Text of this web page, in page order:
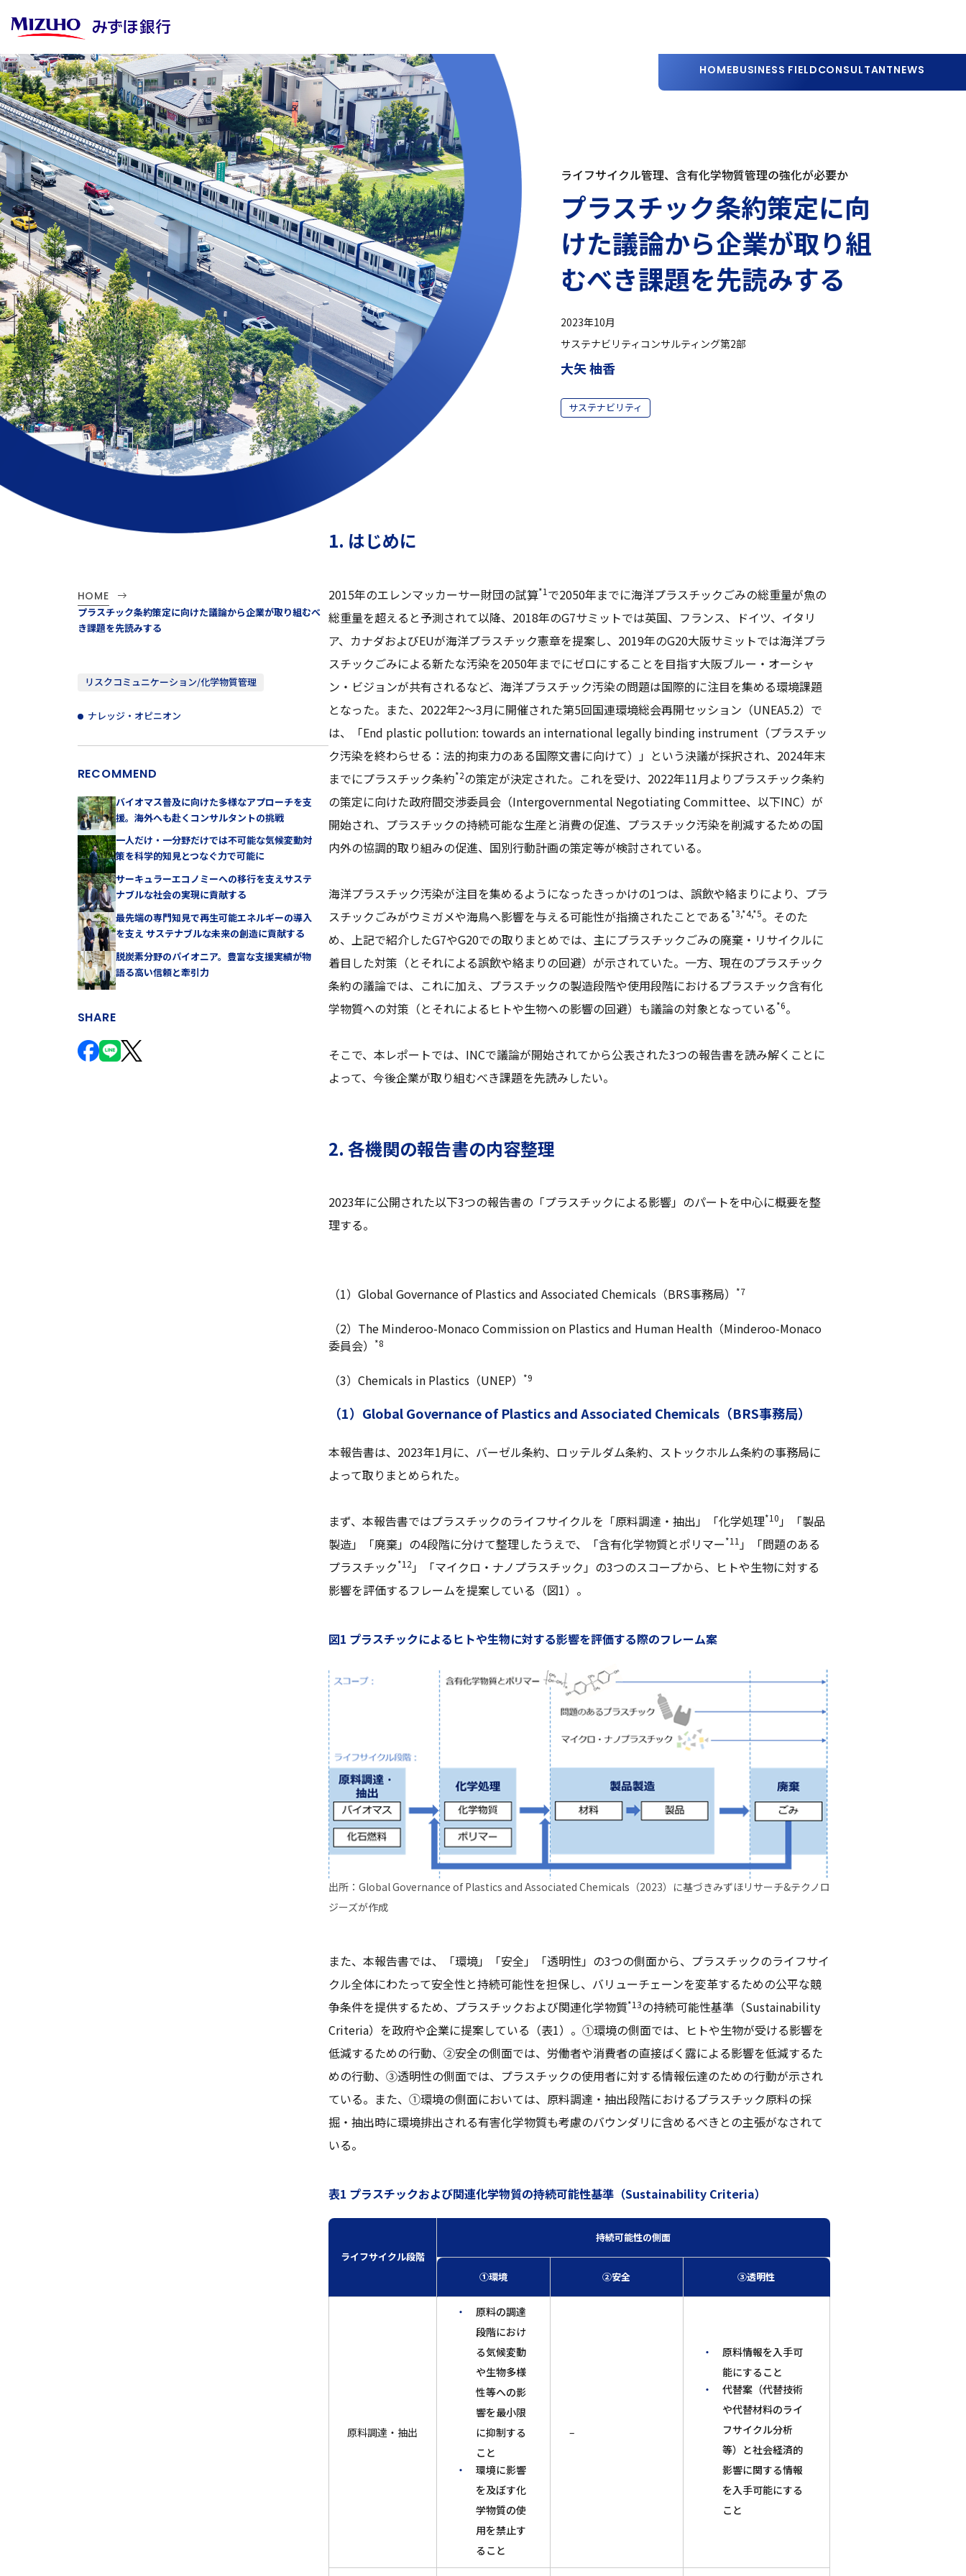
HOMEBUSINESS FIELDCONSULTANTNEWS
ライフサイクル管理、含有化学物質管理の強化が必要か
プラスチック条約策定に向
けた議論から企業が取り組
むべき課題を先読みする
2023年10月
サステナビリティコンサルティング第2部
大矢 柚香
サステナビリティ
HOME
プラスチック条約策定に向けた議論から企業が取り組むべ
き課題を先読みする
リスクコミュニケーション/化学物質管理
ナレッジ・オピニオン
RECOMMEND
バイオマス普及に向けた多様なアプローチを支
援。海外へも赴くコンサルタントの挑戦
一人だけ・一分野だけでは不可能な気候変動対
策を科学的知見とつなぐ力で可能に
サーキュラーエコノミーへの移行を支えサステ
ナブルな社会の実現に貢献する
最先端の専門知見で再生可能エネルギーの導入
を支え サステナブルな未来の創造に貢献する
脱炭素分野のパイオニア。豊富な支援実績が物
語る高い信頼と牽引力
SHARE
1. はじめに
2015年のエレンマッカーサー財団の試算*1 で2050年までに海洋プラスチックごみの総重量が魚の
総重量を超えると予測されて以降、2018年のG7サミットでは英国、フランス、ドイツ、イタリ
ア、カナダおよびEUが海洋プラスチック憲章を提案し、2019年のG20大阪サミットでは海洋プラ
スチックごみによる新たな汚染を2050年までにゼロにすることを目指す大阪ブルー・オーシャ
ン・ビジョンが共有されるなど、海洋プラスチック汚染の問題は国際的に注目を集める環境課題
となった。また、2022年2～3月に開催された第5回国連環境総会再開セッション（UNEA5.2）で
は、「End plastic pollution: towards an international legally binding instrument（プラスチッ
ク汚染を終わらせる：法的拘束力のある国際文書に向けて）」という決議が採択され、2024年末
までにプラスチック条約*2の策定が決定された。これを受け、2022年11月よりプラスチック条約
の策定に向けた政府間交渉委員会（Intergovernmental Negotiating Committee、以下INC）が
開始され、プラスチックの持続可能な生産と消費の促進、プラスチック汚染を削減するための国
内外の協調的取り組みの促進、国別行動計画の策定等が検討されている。
海洋プラスチック汚染が注目を集めるようになったきっかけの1つは、誤飲や絡まりにより、プラ
スチックごみがウミガメや海鳥へ影響を与える可能性が指摘されたことである*3,*4,*5。そのた
め、上記で紹介したG7やG20での取りまとめでは、主にプラスチックごみの廃棄・リサイクルに
着目した対策（とそれによる誤飲や絡まりの回避）が示されていた。一方、現在のプラスチック
条約の議論では、これに加え、プラスチックの製造段階や使用段階におけるプラスチック含有化
学物質への対策（とそれによるヒトや生物への影響の回避）も議論の対象となっている*6。
そこで、本レポートでは、INCで議論が開始されてから公表された3つの報告書を読み解くことに
よって、今後企業が取り組むべき課題を先読みしたい。
2. 各機関の報告書の内容整理
2023年に公開された以下3つの報告書の「プラスチックによる影響」のパートを中心に概要を整
理する。
（1） Global Governance of Plastics and Associated Chemicals（BRS事務局） *7
（2） The Minderoo-Monaco Commission on Plastics and Human Health（Minderoo-Monaco
委員会）
*8
（3） Chemicals in Plastics（UNEP） *9
（1）Global Governance of Plastics and Associated Chemicals（BRS事務局）
本報告書は、2023年1月に、バーゼル条約、ロッテルダム条約、ストックホルム条約の事務局に
よって取りまとめられた。
まず、本報告書ではプラスチックのライフサイクルを「原料調達・抽出」「化学処理*10 」「製品
製造」「廃棄」の4段階に分けて整理したうえで、「含有化学物質とポリマー*11 」「問題のある
プラスチック*12」「マイクロ・ナノプラスチック」の3つのスコープから、ヒトや生物に対する
影響を評価するフレームを提案している（図1）。
図1 プラスチックによるヒトや生物に対する影響を評価する際のフレーム案
出所：Global Governance of Plastics and Associated Chemicals（2023）に基づきみずほリサーチ&テクノロ
ジーズが作成
また、本報告書では、「環境」「安全」「透明性」の3つの側面から、プラスチックのライフサイ
クル全体にわたって安全性と持続可能性を担保し、バリューチェーンを変革するための公平な競
争条件を提供するため、プラスチックおよび関連化学物質*13の持続可能性基準（Sustainability
Criteria）を政府や企業に提案している（表1）。①環境の側面では、ヒトや生物が受ける影響を
低減するための行動、②安全の側面では、労働者や消費者の直接ばく露による影響を低減するた
めの行動、③透明性の側面では、プラスチックの使用者に対する情報伝達のための行動が示され
ている。また、①環境の側面においては、原料調達・抽出段階におけるプラスチック原料の採
掘・抽出時に環境排出される有害化学物質も考慮のバウンダリに含めるべきとの主張がなされて
いる。
表1 プラスチックおよび関連化学物質の持続可能性基準（Sustainability Criteria）
ライフサイクル段階
持続可能性の側面
①環境 ②安全 ③透明性
原料調達・抽出
原料の調達
段階におけ
る気候変動
や生物多様
性等への影
響を最小限
に抑制する
こと
環境に影響
を及ぼす化
学物質の使
用を禁止す
ること
–
原料情報を入手可
能にすること
代替案（代替技術
や代替材料のライ
フサイクル分析
等）と社会経済的
影響に関する情報
を入手可能にする
こと